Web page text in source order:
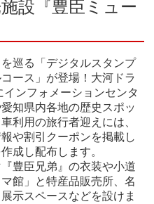
設『豊臣ミュー
巡る「デジタルスタンプ
ース」が登場！大河ドラ
ンフォメーションセンタ
知県内各地の歴史スポッ
利用の旅行者迎えには、
や割引クーポンを掲載し
成し配布します。
豊臣兄弟』の衣装や小道
館」と特産品販売所、名
示スペースなどを設けま